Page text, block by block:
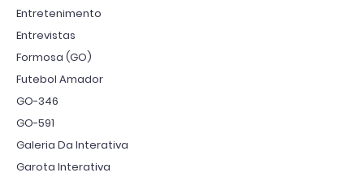
Entretenimento
Entrevistas
Formosa (GO)
Futebol Amador
GO-346
GO-591
Galeria Da Interativa
Garota Interativa